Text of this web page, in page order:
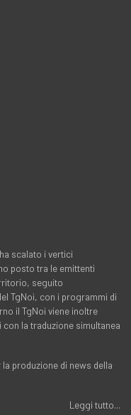
scalato i vertici
posto tra le emittenti
seguito
TgNoi, con i programmi di
il TgNoi viene inoltre
la traduzione simultanea
produzione di news della
Leggi tutto...